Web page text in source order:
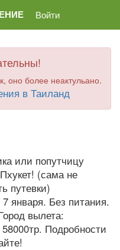
Войти
оно более неактульано.
в Таиланд
или попутчицу
(сама не
путевки)
января. Без питания.
вылета:
Подробности